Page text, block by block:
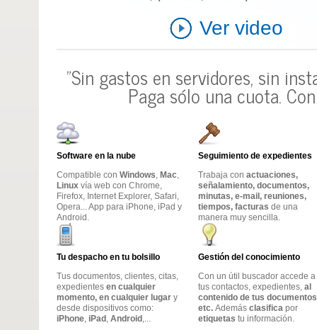
Ver video
"Sin gastos en servidores, sin
Paga sólo una cuota.
Software en la nube
Compatible con Windows, Mac,
Linux vía web con Chrome,
Firefox, Internet Explorer, Safari,
Opera... App para iPhone, iPad y
Android.
Seguimiento de expedientes
Trabaja con actuaciones,
señalamiento, documentos,
minutas, e-mail, reuniones,
tiempos, facturas de una
manera muy sencilla.
Tu despacho en tu bolsillo
Tus documentos, clientes, citas,
expedientes en cualquier
momento, en cualquier lugar y
desde dispositivos como:
iPhone, iPad , Android ,...
Gestión del conocimiento
Con un útil buscador accede a
tus contactos, expedientes, al
contenido de tus
etc. Además clasifica por
etiquetas tu información.